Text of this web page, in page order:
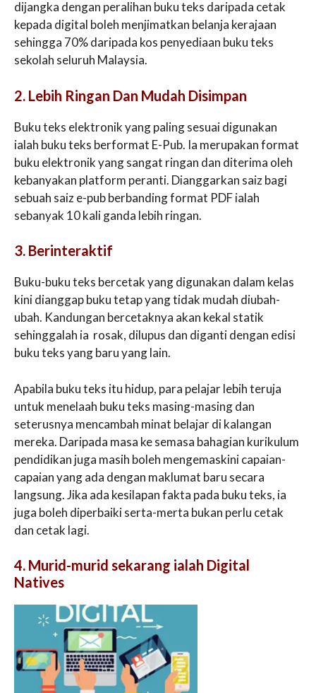
dijangka dengan peralihan buku teks daripada cetak
kepada digital boleh menjimatkan belanja kerajaan
sehingga 70% daripada kos penyediaan buku teks
sekolah seluruh Malaysia.
2. Lebih Ringan Dan Mudah Disimpan
Buku teks elektronik yang paling sesuai digunakan
ialah buku teks berformat E-Pub. Ia merupakan format
buku elektronik yang sangat ringan dan diterima oleh
kebanyakan platform peranti. Dianggarkan saiz bagi
sebuah saiz e-pub berbanding format PDF ialah
sebanyak 10 kali ganda lebih ringan.
3. Berinteraktif
Buku-buku teks bercetak yang digunakan dalam kelas
kini dianggap buku tetap yang tidak mudah diubah-
ubah. Kandungan bercetaknya akan kekal statik
sehinggalah ia rosak, dilupus dan diganti dengan edisi
buku teks yang baru yang lain.
Apabila buku teks itu hidup, para pelajar lebih teruja
untuk menelaah buku teks masing-masing dan
seterusnya mencambah minat belajar di kalangan
mereka. Daripada masa ke semasa bahagian kurikulum
pendidikan juga masih boleh mengemaskini capaian-
capaian yang ada dengan maklumat baru secara
langsung. Jika ada kesilapan fakta pada buku teks, ia
juga boleh diperbaiki serta-merta bukan perlu cetak
dan cetak lagi.
4. Murid-murid sekarang ialah Digital
Natives